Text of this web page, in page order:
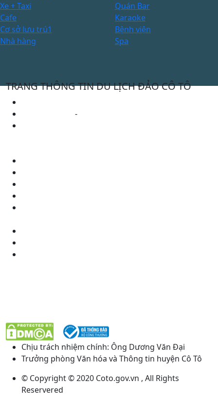
Xe + Taxi
Quán Bar
Cafe
Karaoke
Cơ sở lưu trú1
Bệnh viện
Nhà hàng
Spa
TRANG THÔNG TIN DU LỊCH ĐẢO CÔ TÔ
-
Chịu trách nhiệm chính: Ông Dương Văn Đại
Trưởng phòng Văn hóa và Thông tin huyện Cô Tô
© Copyright © 2020 Coto.gov.vn , All Rights
Reservered